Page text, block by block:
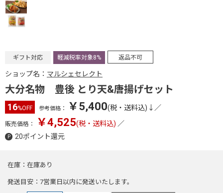
ギフト対応 軽減税率対象8% 返品不可
ショップ名： マルシェセレクト
大分名物 豊後 とり天&唐揚げセット
16%OFF 参考価格： ￥5,400(税・送料込)↓ ／
販売価格： ￥4,525(税・送料込) ／
20ポイント還元
在庫 在庫あり
発送目安 7営業日以内に発送いたします。